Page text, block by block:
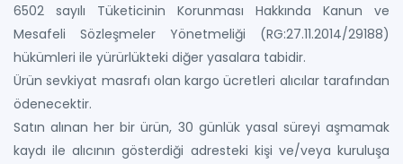
6502 sayılı Tüketicinin Korunması Hakkında Kanun ve
Mesafeli Sözleşmeler Yönetmeliği (RG:27.11.2014/29188)
hükümleri ile yürürlükteki diğer yasalara tabidir.
Ürün sevkiyat masrafı olan kargo ücretleri alıcılar tarafından
ödenecektir.
Satın alınan her bir ürün, 30 günlük yasal süreyi aşmamak
kaydı ile alıcının gösterdiği adresteki kişi ve/veya kuruluşa